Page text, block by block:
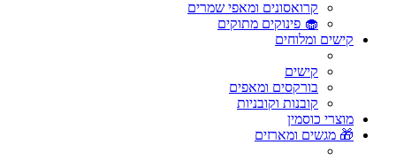
קרואסונים ומאפי שמרים
🧁 פינוקים מתוקים
קישים ומלוחים
קישים
בורקסים ומאפים
קובנות וקובניות
מוצרי כוסמין
🎁 מגשים ומארזים